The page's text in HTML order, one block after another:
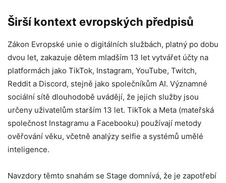
Širší kontext evropských předpisů
Zákon Evropské unie o digitálních službách, platný po dobu
dvou let, zakazuje dětem mladším 13 let vytvářet účty na
platformách jako TikTok, Instagram, YouTube, Twitch,
Reddit a Discord, stejně jako společníkům AI. Významné
sociální sítě dlouhodobě uvádějí, že jejich služby jsou
určeny uživatelům starším 13 let. TikTok a Meta (mateřská
společnost Instagramu a Facebooku) používají metody
ověřování věku, včetně analýzy selfie a systémů umělé
inteligence.
Navzdory těmto snahám se Stage domnívá, že je zapotřebí